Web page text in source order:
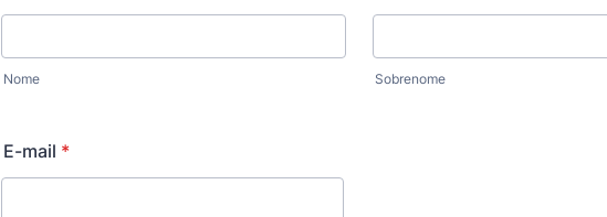
Nome Sobrenome
E-mail *